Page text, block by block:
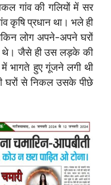
गांव की गलियों में सर
कृषि प्रधान था। भले ही
लोग अपने-अपने घरों
थे। जैसे ही उस लड़के की
भागते हुए गूंजने लगी थी
घरों से निकल उसके पीछे